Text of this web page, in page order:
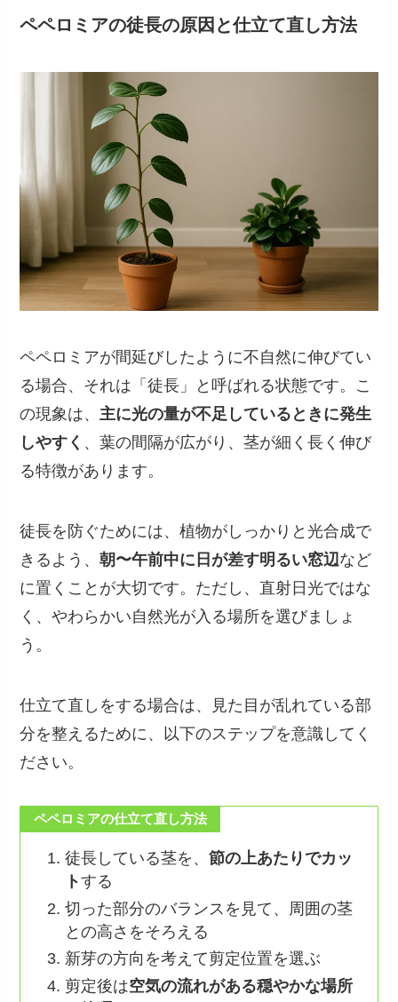
ペペロミアの徒長の原因と仕立て直し方法
ペペロミアが間延びしたように不自然に伸びてい
る場合、それは「徒長」と呼ばれる状態です。こ
の現象は、 主に光の量が不足しているときに発生
しやすく 、葉の間隔が広がり、茎が細く長く伸び
る特徴があります。
徒長を防ぐためには、植物がしっかりと光合成で
きるよう、朝〜午前中に日が差す明るい窓辺など
に置くことが大切です。ただし、直射日光ではな
く、やわらかい自然光が入る場所を選びましょ
う。
仕立て直しをする場合は、見た目が乱れている部
分を整えるために、以下のステップを意識してく
ださい。
ペペロミアの仕立て直し方法
徒長している茎を、 節の上あたりでカッ
トする
切った部分のバランスを見て、周囲の茎
との高さをそろえる
新芽の方向を考えて剪定位置を選ぶ
剪定後は空気の流れがある穏やかな場所